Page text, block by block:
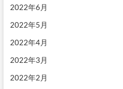
2022年6月
2022年5月
2022年4月
2022年3月
2022年2月